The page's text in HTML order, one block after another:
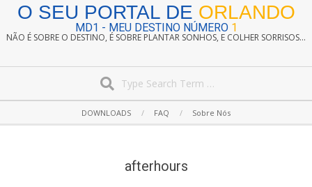
O SEU PORTAL DE ORLANDO
MD1 - MEU DESTINO NÚMERO 1
NÃO É SOBRE O DESTINO, É SOBRE PLANTAR SONHOS, E COLHER SORRISOS...
Navigation
DOWNLOADS FAQ Sobre Nós
afterhours